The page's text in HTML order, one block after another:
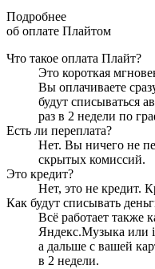
Подробнее
об оплате Плайтом
Что такое оплата Плайт?
Это короткая
Вы оплачиваете
будут списываться
раз в 2 недели по
Есть ли переплата?
Нет. Вы ничего не
скрытых комиссий.
Это кредит?
Нет, это не кредит.
Как будут списывать
Всё работает также
Яндекс.Музыка или
а дальше с вашей
в 2 недели.